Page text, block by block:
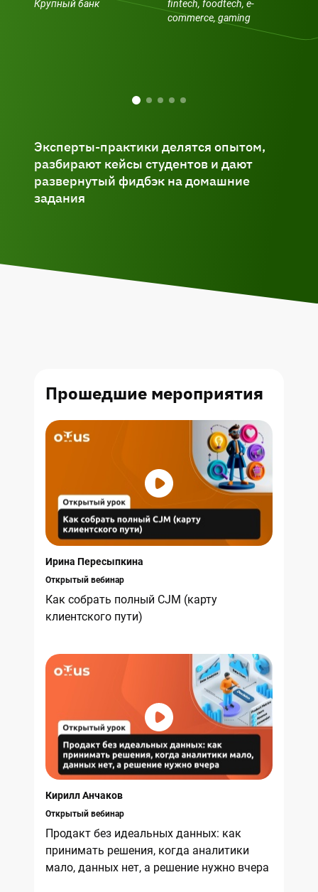
Крупный банк
fintech, foodtech, e-
commerce, gaming
Эксперты-практики делятся опытом,
разбирают кейсы студентов и дают
развернутый фидбэк на домашние
задания
Прошедшие мероприятия
Ирина Пересыпкина
Открытый вебинар
Как собрать полный CJM (карту
клиентского пути)
Кирилл Анчаков
Открытый вебинар
Продакт без идеальных данных: как
принимать решения, когда аналитики
мало, данных нет, а решение нужно вчера